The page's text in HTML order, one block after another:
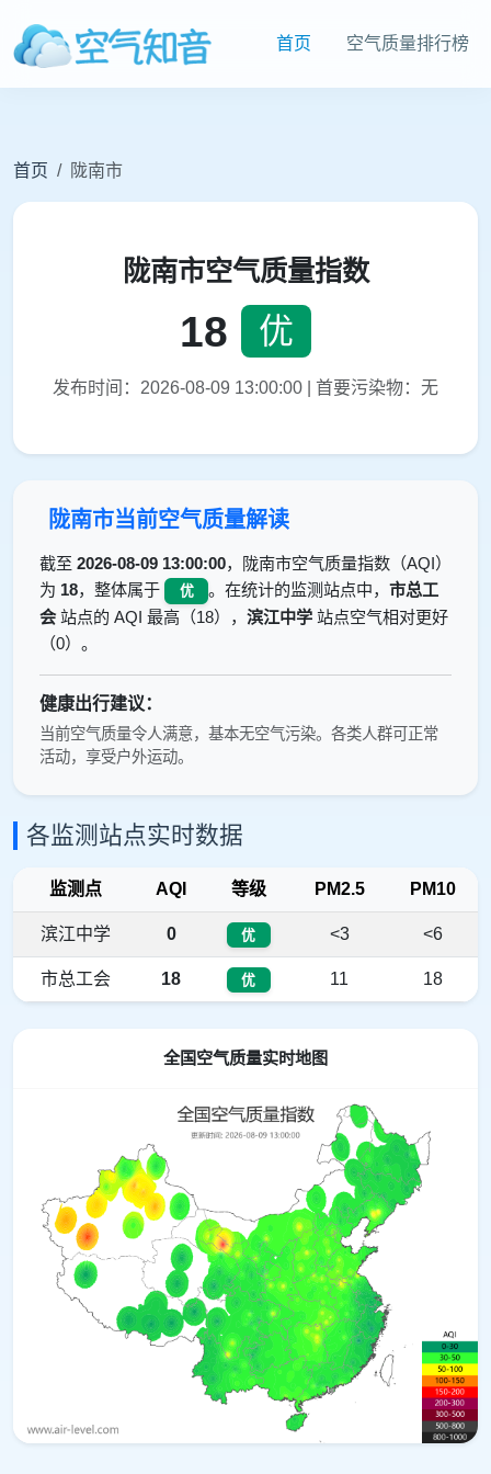
首页 空气质量排行榜
首页 陇南市
陇南市空气质量指数
18 优
发布时间：2026-08-09 13:00:00 | 首要污染物：无
陇南市当前空气质量解读
截至 2026-08-09 13:00:00，陇南市空气质量指数（AQI）
为 18，整体属于 优 。在统计的监测站点中， 市总工
会站点的 AQI 最高（18）， 滨江中学 站点空气相对更好
（0）。
健康出行建议：
当前空气质量令人满意，基本无空气污染。各类人群可正常
活动，享受户外运动。
各监测站点实时数据
监测点 AQI 等级 PM2.5 PM10
滨江中学 0 优 <3 <6
市总工会 18 优 11 18
全国空气质量实时地图